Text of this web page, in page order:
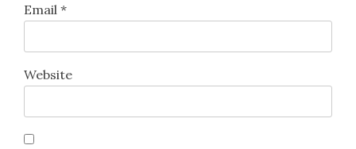
Email *
Website